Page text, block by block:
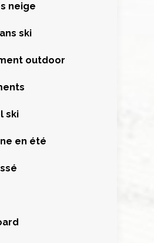
neige
ski
outdoor
ski
en été